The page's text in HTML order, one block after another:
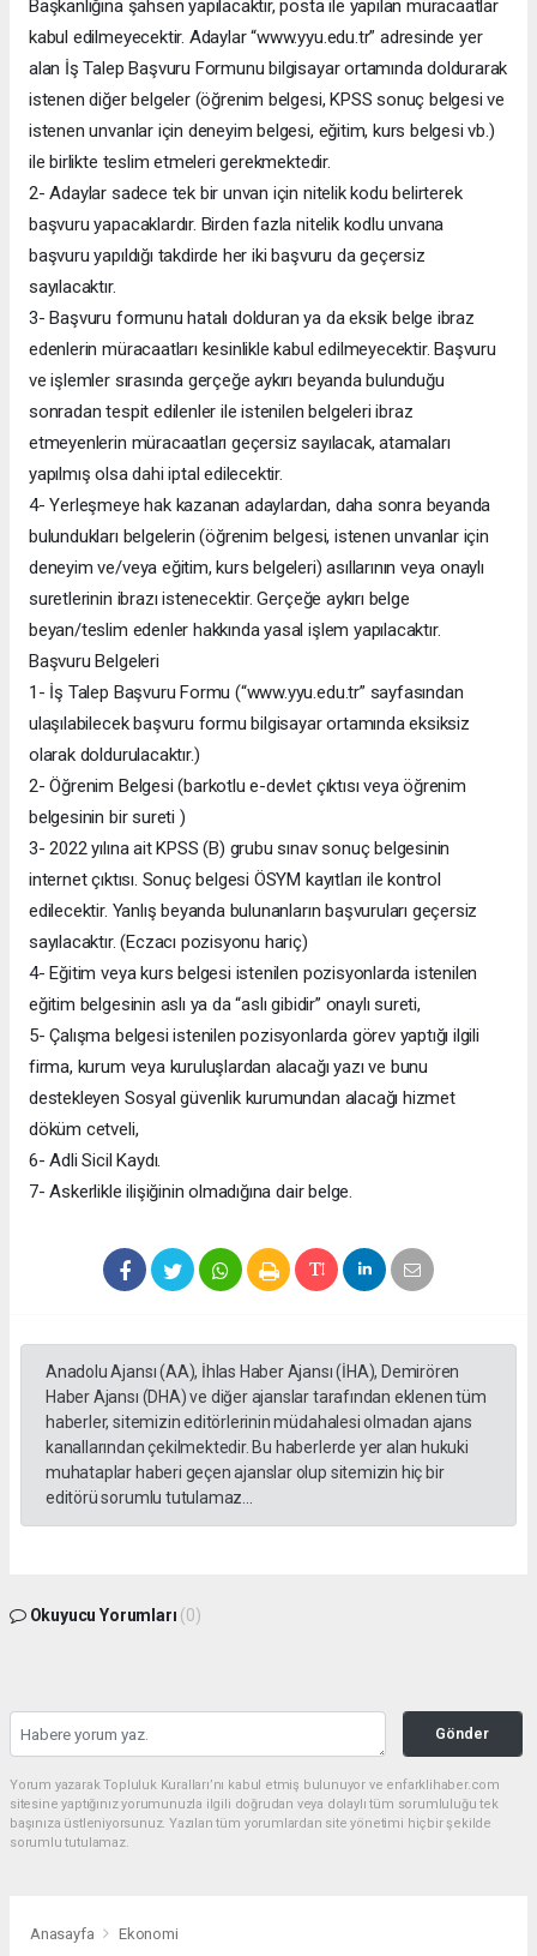
Başkanlığına şahsen yapılacaktır, posta ile yapılan müracaatlar
kabul edilmeyecektir. Adaylar “www.yyu.edu.tr” adresinde yer
alan İş Talep Başvuru Formunu bilgisayar ortamında doldurarak
istenen diğer belgeler (öğrenim belgesi, KPSS sonuç belgesi ve
istenen unvanlar için deneyim belgesi, eğitim, kurs belgesi vb.)
ile birlikte teslim etmeleri gerekmektedir.
2- Adaylar sadece tek bir unvan için nitelik kodu belirterek
başvuru yapacaklardır. Birden fazla nitelik kodlu unvana
başvuru yapıldığı takdirde her iki başvuru da geçersiz
sayılacaktır.
3- Başvuru formunu hatalı dolduran ya da eksik belge ibraz
edenlerin müracaatları kesinlikle kabul edilmeyecektir. Başvuru
ve işlemler sırasında gerçeğe aykırı beyanda bulunduğu
sonradan tespit edilenler ile istenilen belgeleri ibraz
etmeyenlerin müracaatları geçersiz sayılacak, atamaları
yapılmış olsa dahi iptal edilecektir.
4- Yerleşmeye hak kazanan adaylardan, daha sonra beyanda
bulundukları belgelerin (öğrenim belgesi, istenen unvanlar için
deneyim ve/veya eğitim, kurs belgeleri) asıllarının veya onaylı
suretlerinin ibrazı istenecektir. Gerçeğe aykırı belge
beyan/teslim edenler hakkında yasal işlem yapılacaktır.
Başvuru Belgeleri
1- İş Talep Başvuru Formu (“www.yyu.edu.tr” sayfasından
ulaşılabilecek başvuru formu bilgisayar ortamında eksiksiz
olarak doldurulacaktır.)
2- Öğrenim Belgesi (barkotlu e-devlet çıktısı veya öğrenim
belgesinin bir sureti )
3- 2022 yılına ait KPSS (B) grubu sınav sonuç belgesinin
internet çıktısı. Sonuç belgesi ÖSYM kayıtları ile kontrol
edilecektir. Yanlış beyanda bulunanların başvuruları geçersiz
sayılacaktır. (Eczacı pozisyonu hariç)
4- Eğitim veya kurs belgesi istenilen pozisyonlarda istenilen
eğitim belgesinin aslı ya da “aslı gibidir” onaylı sureti,
5- Çalışma belgesi istenilen pozisyonlarda görev yaptığı ilgili
firma, kurum veya kuruluşlardan alacağı yazı ve bunu
destekleyen Sosyal güvenlik kurumundan alacağı hizmet
döküm cetveli,
6- Adli Sicil Kaydı.
7- Askerlikle ilişiğinin olmadığına dair belge.
Anadolu Ajansı (AA), İhlas Haber Ajansı (İHA), Demirören
Haber Ajansı (DHA) ve diğer ajanslar tarafından eklenen tüm
haberler, sitemizin editörlerinin müdahalesi olmadan ajans
kanallarından çekilmektedir. Bu haberlerde yer alan hukuki
muhataplar haberi geçen ajanslar olup sitemizin hiç bir
editörü sorumlu tutulamaz...
Okuyucu Yorumları (0)
Gönder
Yorum yazarak Topluluk Kuralları’nı kabul etmiş bulunuyor ve enfarklihaber.com
sitesine yaptığınız yorumunuzla ilgili doğrudan veya dolaylı tüm sorumluluğu tek
başınıza üstleniyorsunuz. Yazılan tüm yorumlardan site yönetimi hiçbir şekilde
sorumlu tutulamaz.
Anasayfa Ekonomi